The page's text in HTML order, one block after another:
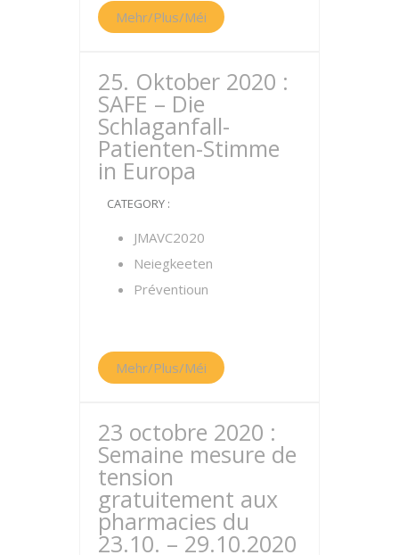
Mehr/Plus/Méi
25. Oktober 2020 :
SAFE – Die
Schlaganfall-
Patienten-Stimme
in Europa
CATEGORY :
JMAVC2020
Neiegkeeten
Préventioun
Mehr/Plus/Méi
23 octobre 2020 :
Semaine mesure de
tension
gratuitement aux
pharmacies du
23.10. – 29.10.2020